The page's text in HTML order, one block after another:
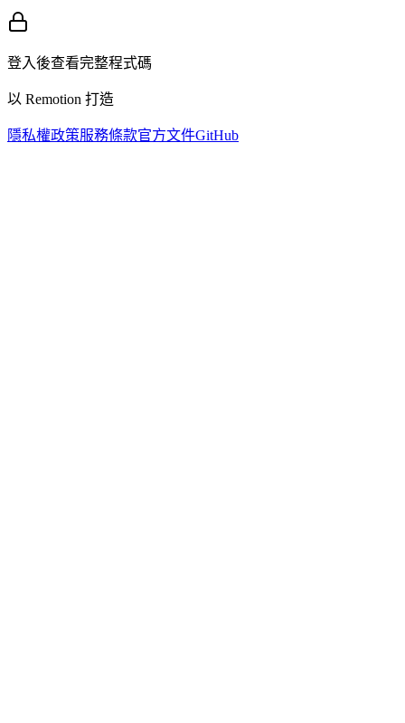
登入後查看完整程式碼
以 Remotion 打造
隱私權政策服務條款官方文件GitHub